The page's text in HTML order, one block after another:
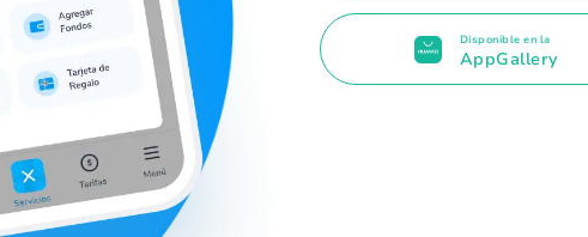
Disponible en la
AppGallery